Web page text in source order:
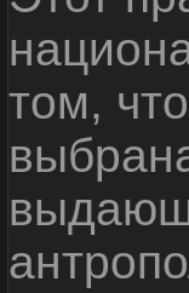
том,